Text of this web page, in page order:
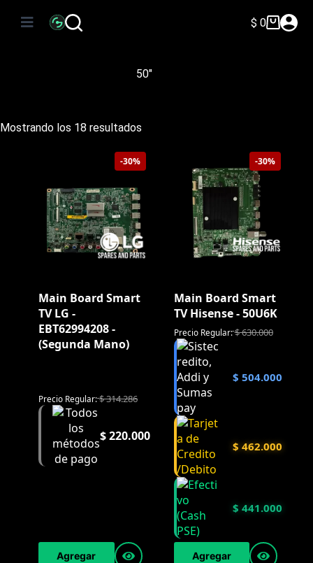
Carro
$ 0
50"
Mostrando los 18 resultados
precio:
bajo
-30%
Main Board Smart
TV LG -
EBT62994208 -
(Segunda Mano)
Precio Regular:$314.286
$220.000
Agregar
-30%
Main Board Smart
TV Hisense - 50U6K
Precio Regular:$630.000
$ 504.000
$ 462.000
$ 441.000
Agregar